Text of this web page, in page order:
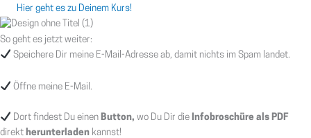
Hier geht es zu Deinem Kurs!
So geht es jetzt weiter:
Speichere Dir meine E-Mail-Adresse ab, damit nichts im Spam landet.
Öffne meine E-Mail.
Dort findest Du einen Button, wo Du Dir die Infobroschüre als PDF
direkt herunterladen kannst!